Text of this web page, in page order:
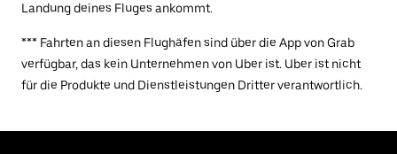
Landung deines Fluges ankommt.
*** Fahrten an diesen Flughäfen sind über die App von Grab
verfügbar, das kein Unternehmen von Uber ist. Uber ist nicht
für die Produkte und Dienstleistungen Dritter verantwortlich.